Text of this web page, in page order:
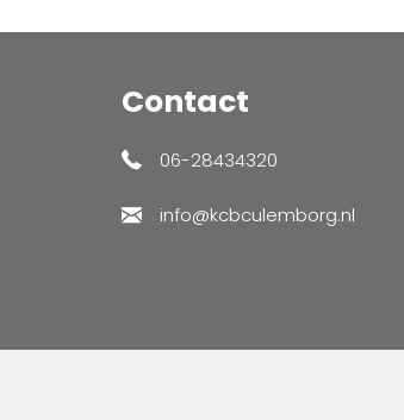
Contact
06-28434320
info@kcbculemborg.nl